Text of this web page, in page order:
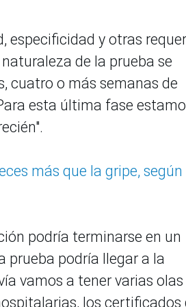
especificidad y otras
de la prueba se
cuatro o más semanas de
esta última fase
más que la gripe, según
podría terminarse en un
prueba podría llegar a la
vamos a tener varias olas
los certificados